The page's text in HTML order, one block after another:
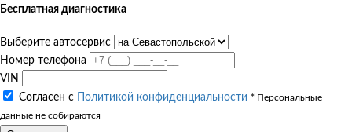
Бесплатная диагностика
Выберите автосервис
Номер телефона
VIN
Согласен с
Политикой конфиденциальности * Персональные
данные не собираются